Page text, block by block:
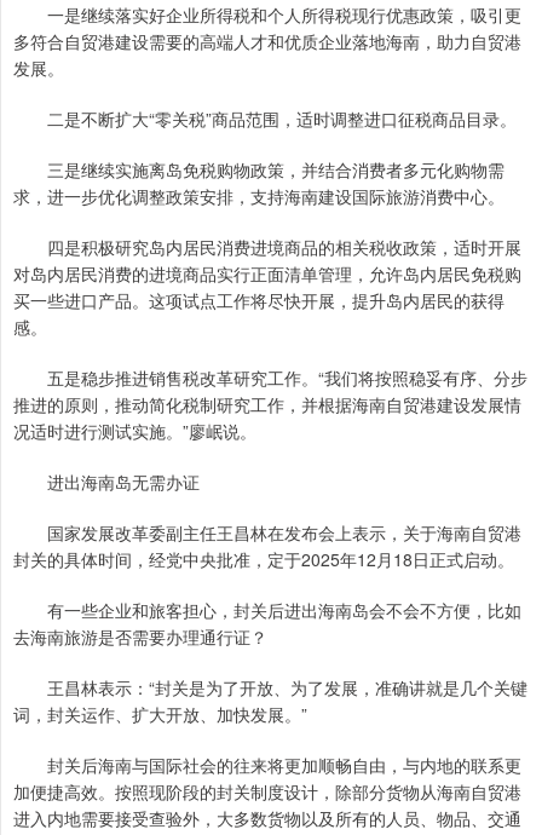
一是继续落实好企业所得税和个人所得税现行优惠政策，吸引更
多符合自贸港建设需要的高端人才和优质企业落地海南，助力自贸港
发展。
二是不断扩大“零关税”商品范围，适时调整进口征税商品目录。
三是继续实施离岛免税购物政策，并结合消费者多元化购物需
求，进一步优化调整政策安排，支持海南建设国际旅游消费中心。
四是积极研究岛内居民消费进境商品的相关税收政策，适时开展
对岛内居民消费的进境商品实行正面清单管理，允许岛内居民免税购
买一些进口产品。这项试点工作将尽快开展，提升岛内居民的获得
感。
五是稳步推进销售税改革研究工作。“我们将按照稳妥有序、分步
推进的原则，推动简化税制研究工作，并根据海南自贸港建设发展情
况适时进行测试实施。”廖岷说。
进出海南岛无需办证
国家发展改革委副主任王昌林在发布会上表示，关于海南自贸港
封关的具体时间，经党中央批准，定于2025年12月18日正式启动。
有一些企业和旅客担心，封关后进出海南岛会不会不方便，比如
去海南旅游是否需要办理通行证？
王昌林表示：“封关是为了开放、为了发展，准确讲就是几个关键
词，封关运作、扩大开放、加快发展。”
封关后海南与国际社会的往来将更加顺畅自由，与内地的联系更
加便捷高效。按照现阶段的封关制度设计，除部分货物从海南自贸港
进入内地需要接受查验外，大多数货物以及所有的人员、物品、交通